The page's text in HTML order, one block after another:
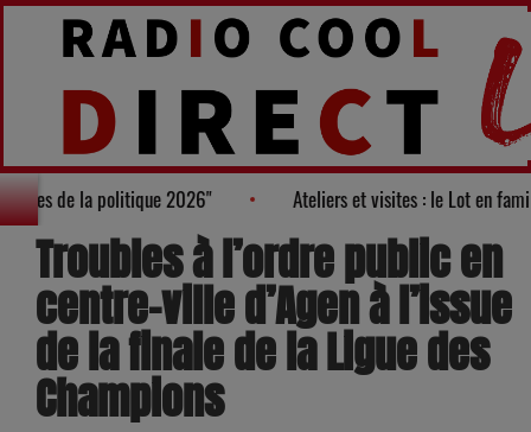
des "100 nouveaux visages de la politique 2026" Ateliers et
Troubles à l’ordre public en
centre-ville d’Agen à l’issue
de la finale de la Ligue des
Champions